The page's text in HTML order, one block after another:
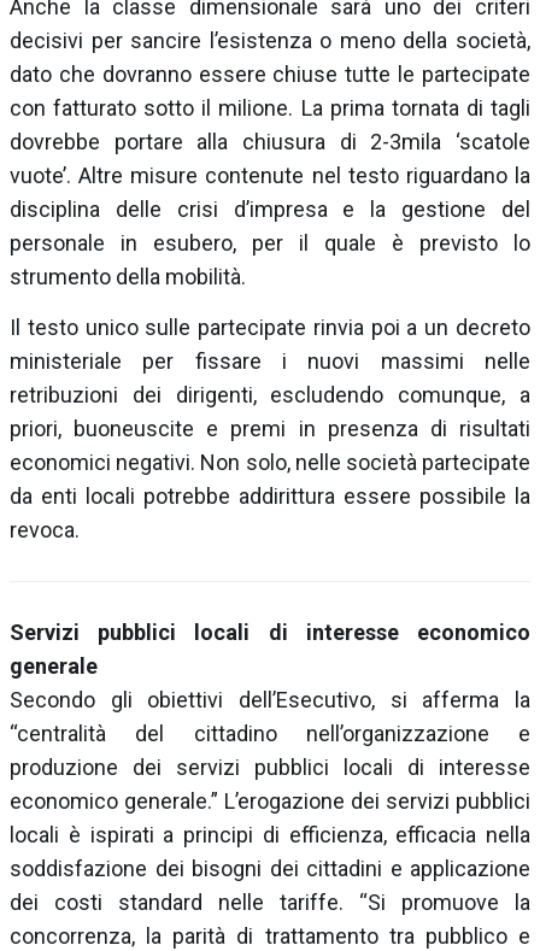
Anche la classe dimensionale sarà uno dei criteri
decisivi per sancire l’esistenza o meno della società,
dato che dovranno essere chiuse tutte le partecipate
con fatturato sotto il milione. La prima tornata di tagli
dovrebbe portare alla chiusura di 2-3mila ‘scatole
vuote’. Altre misure contenute nel testo riguardano la
disciplina delle crisi d’impresa e la gestione del
personale in esubero, per il quale è previsto lo
strumento della mobilità.
Il testo unico sulle partecipate rinvia poi a un decreto
ministeriale per fissare i nuovi massimi nelle
retribuzioni dei dirigenti, escludendo comunque, a
priori, buoneuscite e premi in presenza di risultati
economici negativi. Non solo, nelle società partecipate
da enti locali potrebbe addirittura essere possibile la
revoca.
Servizi pubblici locali di interesse economico
generale
Secondo gli obiettivi dell’Esecutivo, si afferma la
“centralità del cittadino nell’organizzazione e
produzione dei servizi pubblici locali di interesse
economico generale.” L’erogazione dei servizi pubblici
locali è ispirati a principi di efficienza, efficacia nella
soddisfazione dei bisogni dei cittadini e applicazione
dei costi standard nelle tariffe. “Si promuove la
concorrenza, la parità di trattamento tra pubblico e